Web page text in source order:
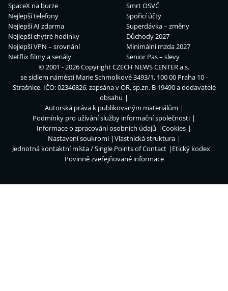
SpaceX na burze
Nejlepší telefony
Nejlepší AI zdarma
Nejlepší chytré hodinky
Nejlepší VPN – srovnání
Netflix filmy a seriály
Smrt OSVČ
Spořicí účty
Superdávka – změny
Důchody 2027
Minimální mzda 2027
Senior Pas – slevy
© 2001 - 2026 CopyrightCZECH NEWS CENTER a.s.
se sídlem náměstí Marie Schmolkové 3493/1, 100 00 Praha 10 -
Strašnice, IČO: 02346826, zapsána v OR, sp.zn. B 19490 a dodavatelé
obsahu
Autorská práva k publikovaným materiálům
Podmínky pro užívání služby informační společnosti
Informace o zpracování osobních údajů
Cookies
Nastavení soukromí
Vlastnická struktura
Jednotná kontaktní místa / Single Points of Contact
Etický kodex
Povinně zveřejňované informace